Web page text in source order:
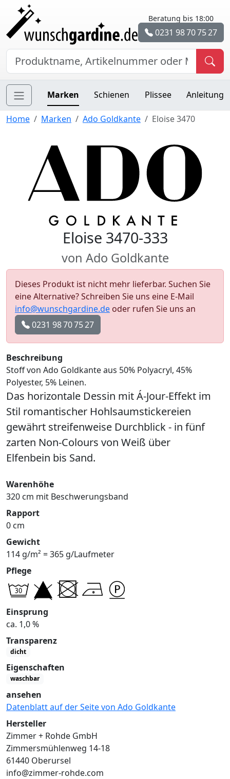
Beratung bis 18:00
0231 98 70 75 27
Marken Schienen Plissee Anleitung
Home Marken Ado Goldkante Eloise 3470
Eloise 3470-333
von Ado Goldkante
Dieses Produkt ist nicht mehr lieferbar. Suchen Sie
eine Alternative? Schreiben Sie uns eine E-Mail
info@wunschgardine.de oder rufen Sie uns an
0231 98 70 75 27
Beschreibung
Stoff von Ado Goldkante aus 50% Polyacryl, 45%
Polyester, 5% Leinen.
Das horizontale Dessin mit Á-Jour-Effekt im
Stil romantischer Hohlsaumstickereien
gewährt streifenweise Durchblick - in fünf
zarten Non-Colours von Weiß über
Elfenbein bis Sand.
Warenhöhe
320 cm mit Beschwerungsband
Rapport
0 cm
Gewicht
114 g/m² = 365 g/Laufmeter
Pflege
Einsprung
ca. 1,0 %
Transparenz
dicht
Eigenschaften
waschbar
ansehen
Datenblatt auf der Seite von Ado Goldkante
Hersteller
Zimmer + Rohde GmbH
Zimmersmühlenweg 14-18
61440 Oberursel
info@zimmer-rohde.com